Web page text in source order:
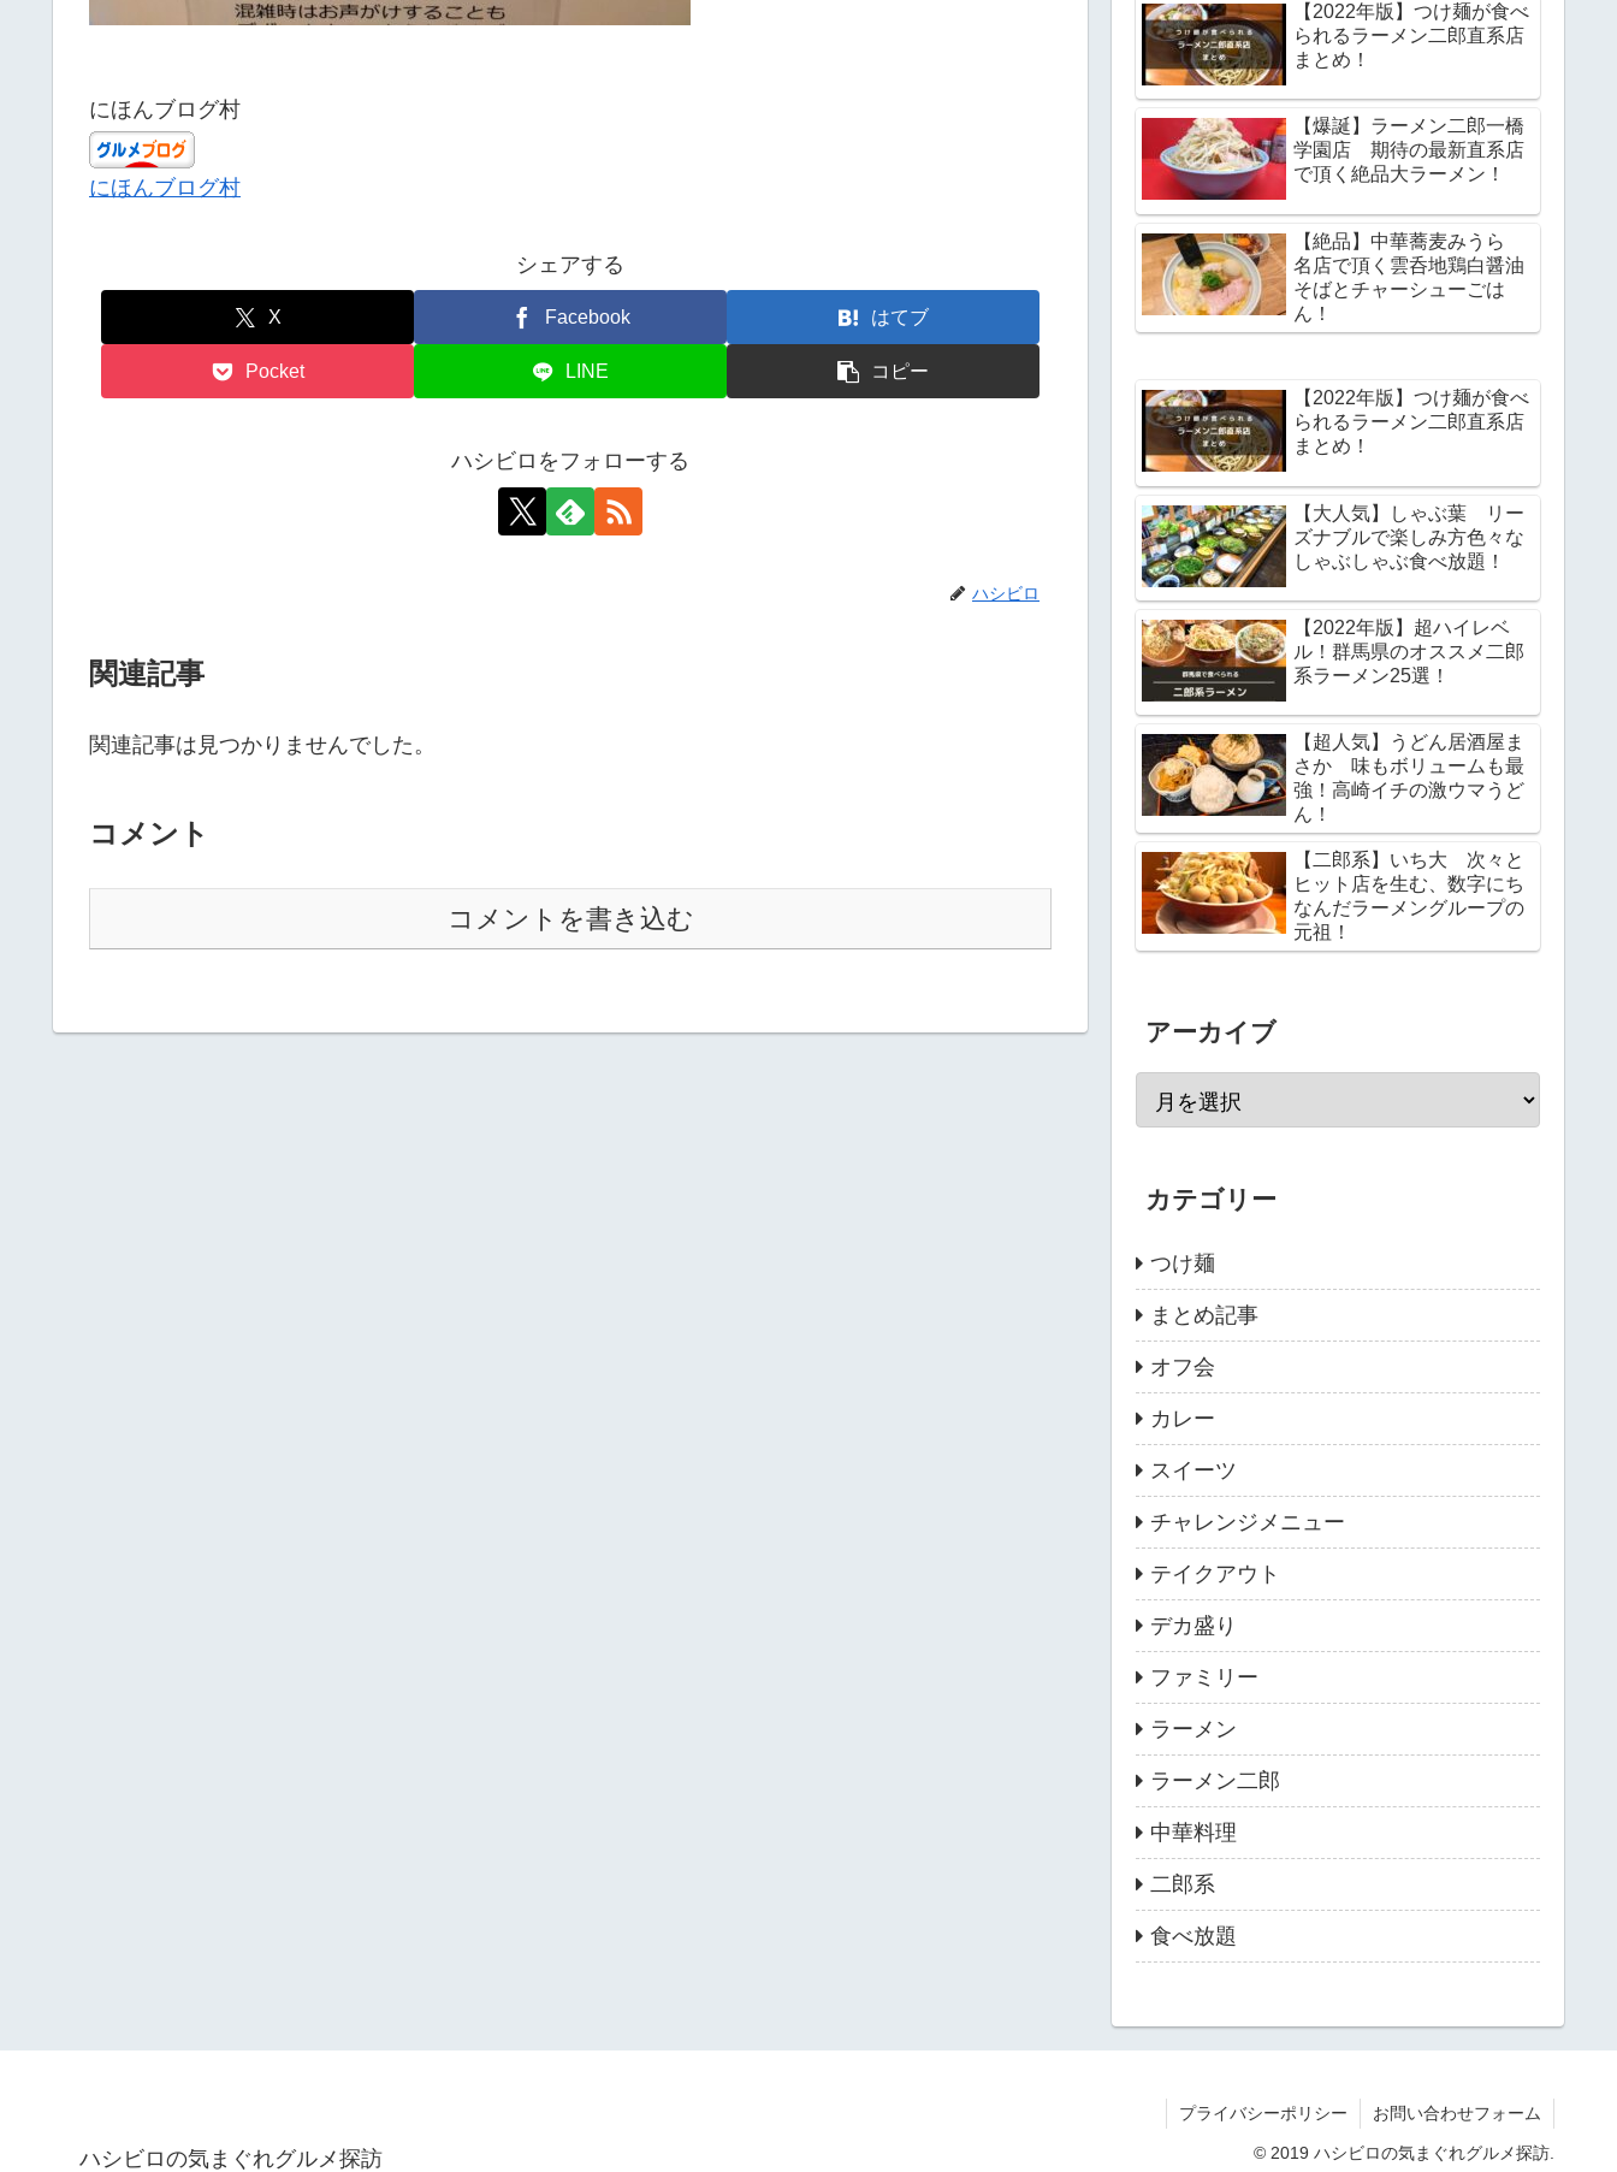
にほんブログ村
にほんブログ村
シェアする
X Facebook はてブ
Pocket LINE コピー
ハシビロをフォローする
ハシビロ
関連記事
関連記事は見つかりませんでした。
コメント
コメントを書き込む
【2022年版】つけ麺が食べ
られるラーメン二郎直系店
まとめ！
【爆誕】ラーメン二郎一橋
学園店 期待の最新直系店
で頂く絶品大ラーメン！
【絶品】中華蕎麦みうら
名店で頂く雲呑地鶏白醤油
そばとチャーシューごは
ん！
【2022年版】つけ麺が食べ
られるラーメン二郎直系店
まとめ！
【大人気】しゃぶ葉 リー
ズナブルで楽しみ方色々な
しゃぶしゃぶ食べ放題！
【2022年版】超ハイレベ
ル！群馬県のオススメ二郎
系ラーメン25選！
【超人気】うどん居酒屋ま
さか 味もボリュームも最
強！高崎イチの激ウマうど
ん！
【二郎系】いち大 次々と
ヒット店を生む、数字にち
なんだラーメングループの
元祖！
アーカイブ
カテゴリー
つけ麺
まとめ記事
オフ会
カレー
スイーツ
チャレンジメニュー
テイクアウト
デカ盛り
ファミリー
ラーメン
ラーメン二郎
中華料理
二郎系
食べ放題
ハシビロの気まぐれグルメ探訪
プライバシーポリシー お問い合わせフォーム
© 2019 ハシビロの気まぐれグルメ探訪.